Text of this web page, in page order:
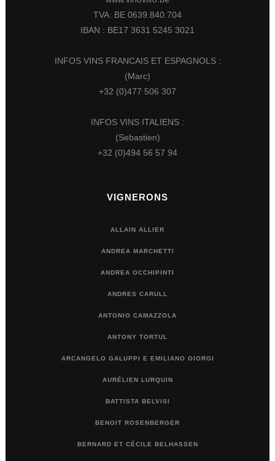
TVA: BE 0639.840.704
IBAN : BE17 3631 5245 3021
INFOS VINS FRANCAIS ET ESPAGNOLS :
(Marc)
+32 (0)477 506 307
INFOS VINS ITALIENS :
(Sebastien)
+32 (0)494 56 57 94
VIGNERONS
ALLAIN ALLIER
ANDREA MARCHETTI
ANDREA OCCHIPINTI
ANDRES CARULL
ANTONIO CAMAZZOLA
ANTONY TORTUL
ARCANGELO GALUPPI E EMILIANO GIORGI
AURÉLIEN LURQUIN
BATTISTA BELVISI
BENOIT ROSENBERGER
BERNARD ET CÉCILE BELHASSEN